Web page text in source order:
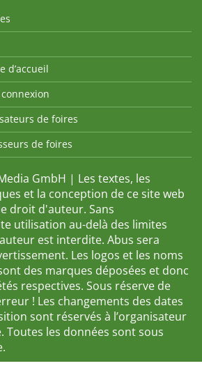
d’accueil
de foires
de foires
GmbH | Les textes, les
et la conception de ce site web
droit d'auteur. Sans
utilisation au-delà des limites
est interdite. Abus sera
Les logos et les noms
des marques déposées et donc
respectives. Sous réserve de
! Les changements des dates
sont réservés à l’organisateur
Toutes les données sont sous